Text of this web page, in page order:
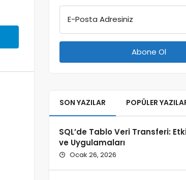
E-Posta Adresiniz
SON YAZILAR POPÜLER
SQL’de Tablo Veri Transferi:
ve Uygulamaları
Ocak 26, 2026